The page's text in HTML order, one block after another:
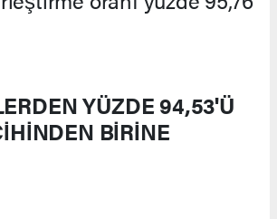
YÜZDE 94,53'Ü
BİRİNE